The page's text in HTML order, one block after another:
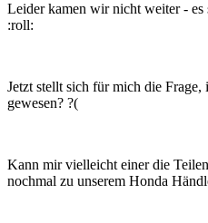
Leider kamen wir nicht weiter - es
:roll:
Jetzt stellt sich für mich die
gewesen? ?(
Kann mir vielleicht einer die
nochmal zu unserem Honda